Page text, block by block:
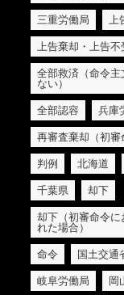
三重労働局 上
上告棄却・上告不
全部救済（命令主
ない）
全部認容 兵庫
再審査棄却（初審
判例 北海道
千葉県 却下
却下（初審命令に
れた場合）
命令 国土交通
岐阜労働局 岡